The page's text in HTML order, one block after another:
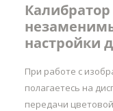
настройки
При работе с
полагаетесь на
передачи